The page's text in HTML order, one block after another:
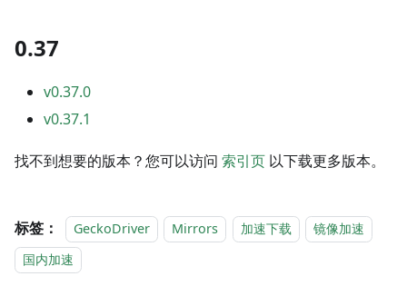
0.37
v0.37.0
v0.37.1
找不到想要的版本？您可以访问 索引页 以下载更多版本。
标签： GeckoDriver Mirrors 加速下载
镜像加速
国内加速